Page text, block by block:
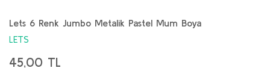
Lets 6 Renk Jumbo Metalik Pastel Mum Boya
LETS
45,00 TL